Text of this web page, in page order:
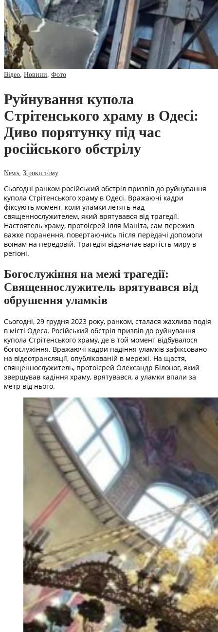
Відео Новини Фото
Руйнування купола
Стрітенського храму в Одесі:
Диво порятунку під час
російського обстрілу
News 3 роки тому
Сьогодні ранком російський обстріл призвів до руйнування
купола Стрітенського храму в Одесі. Вражаючі кадри
фіксують момент, коли уламки летять над
священнослужителем, який врятувався від трагедії.
Настоятель храму, протоієрей Ілля Маніта, сам пережив
важке поранення, повертаючись після передачі допомоги
воїнам на передовій. Трагедія відзначає вартість миру в
регіоні.
Богослужіння на межі трагедії:
Священнослужитель врятувався від
обрушення уламків
Сьогодні, 29 грудня 2023 року, ранком, сталася жахлива подія
в місті Одеса. Російський обстріл призвів до руйнування
купола Стрітенського храму, де в той момент відбувалося
богослужіння. Вражаючі кадри падіння уламків зафіксовано
на відеотрансляції, опублікованій в мережі. На щастя,
священнослужитель, протоієрей Олександр Білоног, який
звершував кадіння храму, врятувався, а уламки впали за
метр від нього.